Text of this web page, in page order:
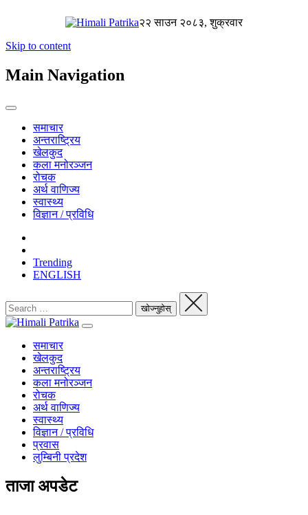
२२ साउन २०८३, शुक्रवार
Skip to content
Main Navigation
समाचार
अन्तराष्ट्रिय
खेलकुद
कला मनोरञ्जन
रोचक
अर्थ वाणिज्य
स्वास्थ्य
विज्ञान / प्रविधि
Trending
ENGLISH
समाचार
खेलकुद
अन्तराष्ट्रिय
कला मनोरञ्जन
रोचक
अर्थ वाणिज्य
स्वास्थ्य
विज्ञान / प्रविधि
प्रवास
लुम्बिनी प्रदेश
ताजा अपडेट